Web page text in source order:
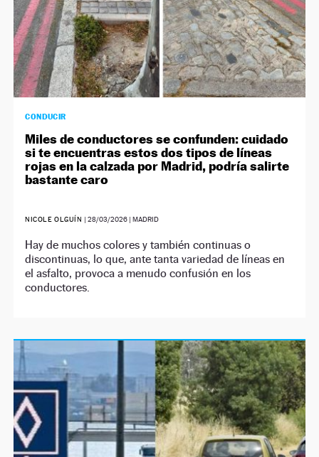
CONDUCIR
Miles de conductores se confunden: cuidado
si te encuentras estos dos tipos de líneas
rojas en la calzada por Madrid, podría salirte
bastante caro
NICOLE OLGUÍN | 28/03/2026| MADRID
Hay de muchos colores y también continuas o
discontinuas, lo que, ante tanta variedad de líneas en
el asfalto, provoca a menudo confusión en los
conductores.